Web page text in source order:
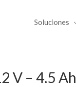
Soluciones
V – 4.5 Ah